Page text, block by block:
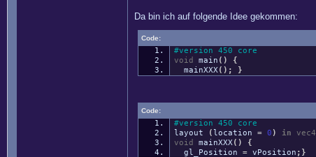
Da bin ich auf folgende Idee gekommen:
Code:
#version 450 core
void
main ( )
{
mainXXX( ) ; }
Code:
#version 450 core
layout
(location = 0 ) in vec4
void
mainXXX( )
{
gl_Position
=vPosition ; }